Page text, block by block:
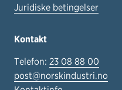
Juridiske betingelser
Kontakt
Telefon: 23 08 88 00
post@norskindustri.no